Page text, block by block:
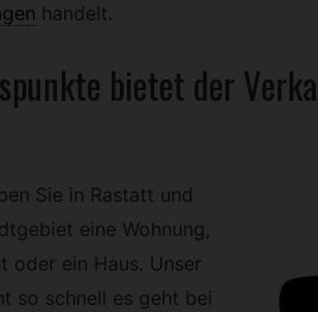
handelt.
bietet der
Sie in Rastatt und
eine Wohnung,
oder ein Haus. Unser
so schnell es geht bei